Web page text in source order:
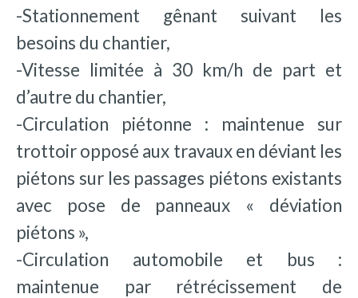
-Stationnement gênant suivant les
besoins du chantier,
-Vitesse limitée à 30 km/h de part et
d’autre du chantier,
-Circulation piétonne : maintenue sur
trottoir opposé aux travaux en déviant les
piétons sur les passages piétons existants
avec pose de panneaux « déviation
piétons »,
-Circulation automobile et bus :
maintenue par rétrécissement de